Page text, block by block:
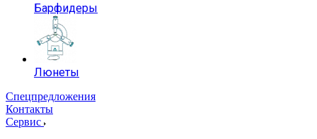
Барфидеры
Люнеты
Спецпредложения
Контакты
Сервис